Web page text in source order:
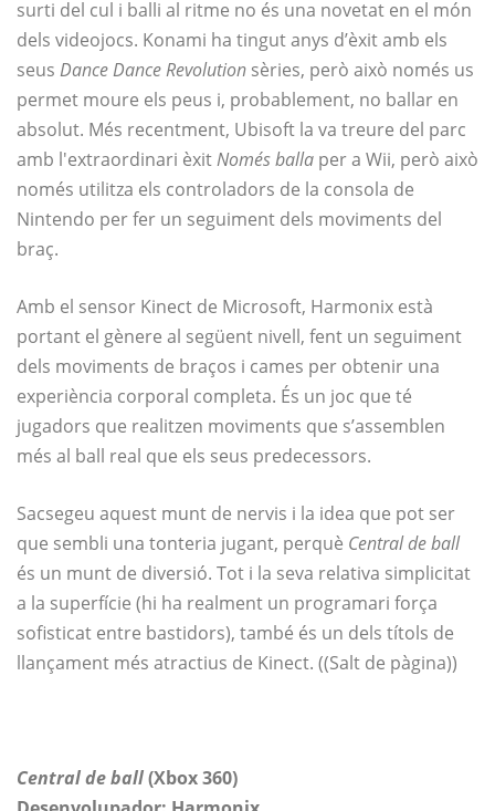
surti del cul i balli al ritme no és una novetat en el món
dels videojocs. Konami ha tingut anys d’èxit amb els
seus Dance Dance Revolution sèries, però això només us
permet moure els peus i, probablement, no ballar en
absolut. Més recentment, Ubisoft la va treure del parc
amb l'extraordinari èxitNomés balla per a Wii, però això
només utilitza els controladors de la consola de
Nintendo per fer un seguiment dels moviments del
braç.
Amb el sensor Kinect de Microsoft, Harmonix està
portant el gènere al següent nivell, fent un seguiment
dels moviments de braços i cames per obtenir una
experiència corporal completa. És un joc que té
jugadors que realitzen moviments que s’assemblen
més al ball real que els seus predecessors.
Sacsegeu aquest munt de nervis i la idea que pot ser
que sembli una tonteria jugant, perquè Central de ball
és un munt de diversió. Tot i la seva relativa simplicitat
a la superfície (hi ha realment un programari força
sofisticat entre bastidors), també és un dels títols de
llançament més atractius de Kinect. ((Salt de pàgina))
Central de ball(Xbox 360)